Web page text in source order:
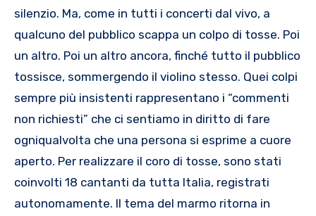
silenzio. Ma, come in tutti i concerti dal vivo, a
qualcuno del pubblico scappa un colpo di tosse. Poi
un altro. Poi un altro ancora, finché tutto il pubblico
tossisce, sommergendo il violino stesso. Quei colpi
sempre più insistenti rappresentano i “commenti
non richiesti” che ci sentiamo in diritto di fare
ogniqualvolta che una persona si esprime a cuore
aperto. Per realizzare il coro di tosse, sono stati
coinvolti 18 cantanti da tutta Italia, registrati
autonomamente. Il tema del marmo ritorna in